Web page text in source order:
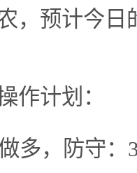
预计今日
计划：
，防守：